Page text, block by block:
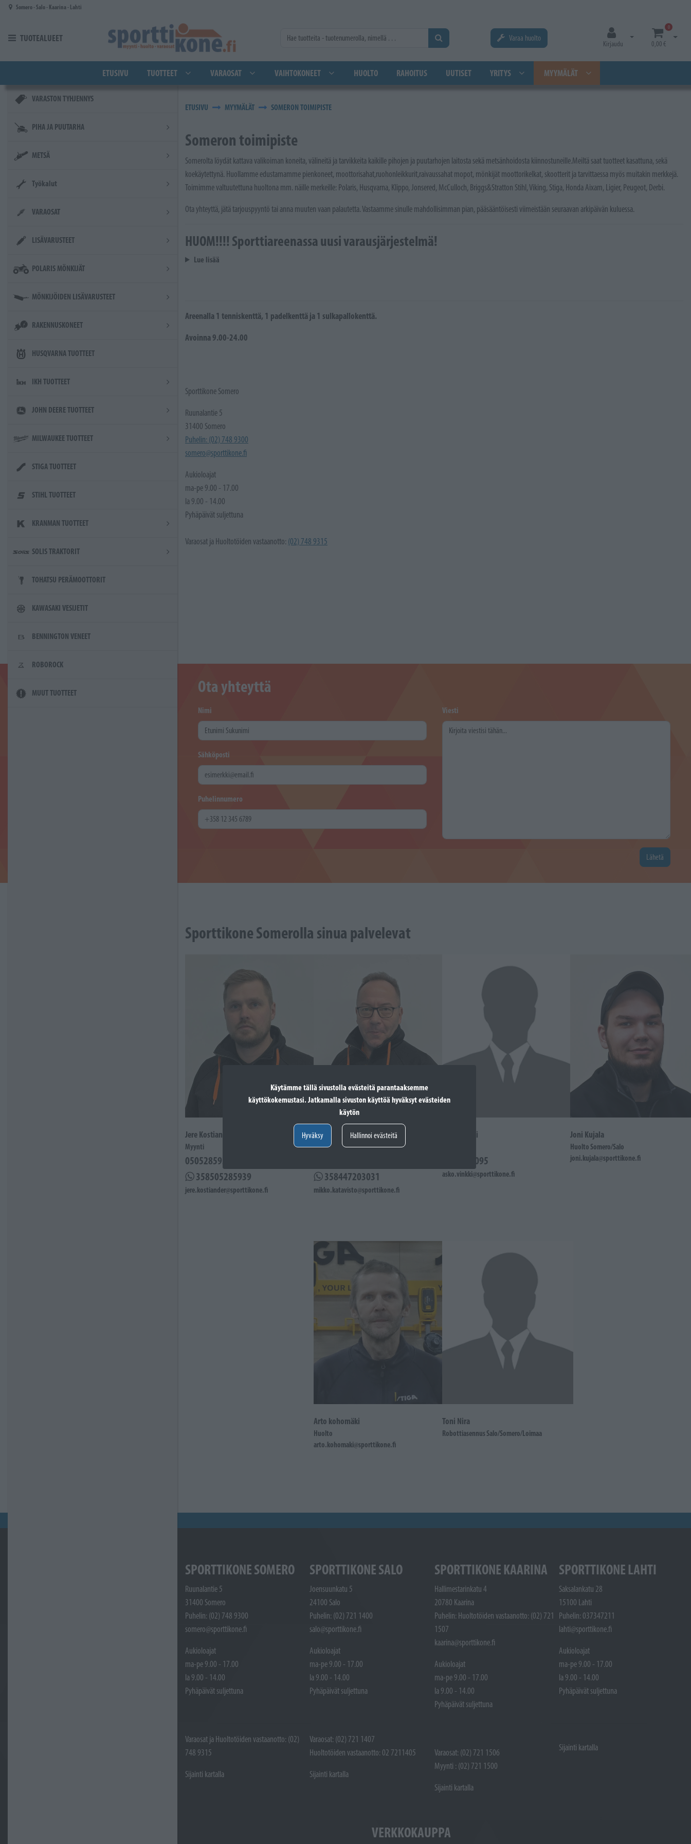
Käytämme tällä sivustolla evästeitä parantaaksemme
käyttökokemustasi. Jatkamalla sivuston käyttöä hyväksyt evästeiden
käytön
Hyväksy Hallinnoi evästeitä
Siirry pääsisältöön
Somero - Salo - Kaarina - Lahti
TUOTEALUEET Varaa huolto
Kirjaudu
Avaa kirjautuminen
0
0,00 €
Avaa
ETUSIVU TUOTTEET VARAOSAT VAIHTOKONEET HUOLTO RAHOITUS UUTISET YRITYS MYYMÄLÄT
VARASTON TYHJENNYS
PIHA JA PUUTARHA
METSÄ
Työkalut
VARAOSAT
LISÄVARUSTEET
POLARIS MÖNKIJÄT
MÖNKIJÖIDEN LISÄVARUSTEET
RAKENNUSKONEET
HUSQVARNA TUOTTEET
IKH TUOTTEET
JOHN DEERE TUOTTEET
MILWAUKEE TUOTTEET
STIGA TUOTTEET
STIHL TUOTTEET
KRANMAN TUOTTEET
SOLIS TRAKTORIT
TOHATSU PERÄMOOTTORIT
KAWASAKI VESIJETIT
BENNINGTON VENEET
ROBOROCK
MUUT TUOTTEET
ETUSIVU MYYMÄLÄT SOMERON TOIMIPISTE
Someron toimipiste
Somerolta löydät kattava valikoiman koneita, välineitä ja tarvikkeita kaikille pihojen ja puutarhojen laitosta sekä metsänhoidosta kiinnostuneille.Meiltä saat tuotteet kasattuna, sekä
koekäytettynä. Huollamme edustamamme pienkoneet, moottorisahat,ruohonleikkurit,raivaussahat mopot, mönkijät moottorikelkat, skootterit ja tarvittaessa myös muitakin merkkejä.
Toimimme valtuutettuna huoltona mm. näille merkeille: Polaris, Husqvarna, Klippo, Jonsered, McCulloch, Briggs&Stratton Stihl, Viking, Stiga, Honda Aixam, Ligier, Peugeot, Derbi.
Ota yhteyttä, jätä tarjouspyyntö tai anna muuten vaan palautetta. Vastaamme sinulle mahdollisimman pian, pääsääntöisesti viimeistään seuraavan arkipäivän kuluessa.
HUOM!!!! Sporttiareenassa uusi varausjärjestelmä!
Lue lisää
Areenalla 1 tenniskenttä, 1 padelkenttä ja 1 sulkapallokenttä.
Avoinna 9.00-24.00
Sporttikone Somero
Ruunalantie 5
31400 Somero
Puhelin: (02) 748 9300
somero@sporttikone.fi
Aukioloajat
ma-pe 9.00 - 17.00
la 9.00 - 14.00
Pyhäpäivät suljettuna
Varaosat ja Huoltotöiden vastaanotto: (02) 748 9315
Ota yhteyttä
Nimi
Sähköposti
Puhelinnumero
Viesti
Lähetä
Sporttikone Somerolla sinua palvelevat
Jere Kostiander
Myynti
0505285939
358505285939
jere.kostiander@sporttikone.fi
Mikko Katavisto
Myynti
358447203031
mikko.katavisto@sporttikone.fi
Asko Vinkki
0447203095
asko.vinkki@sporttikone.fi
Joni Kujala
Huolto Somero/Salo
joni.kujala@sporttikone.fi
Arto kohomäki
Huolto
arto.kohomaki@sporttikone.fi
Toni Nira
Robottiasennus Salo/Somero/Loimaa
SPORTTIKONE SOMERO
Ruunalantie 5
31400 Somero
Puhelin: (02) 748 9300
somero@sporttikone.fi
Aukioloajat
ma-pe 9.00 - 17.00
la 9.00 - 14.00
Pyhäpäivät suljettuna
Varaosat ja Huoltotöiden vastaanotto: (02)
748 9315
Sijainti kartalla
SPORTTIKONE SALO
Joensuunkatu 5
24100 Salo
Puhelin: (02) 721 1400
salo@sporttikone.fi
Aukioloajat
ma-pe 9.00 - 17.00
la 9.00 - 14.00
Pyhäpäivät suljettuna
Varaosat: (02) 721 1407
Huoltotöiden vastaanotto: 02 7211405
Sijainti kartalla
SPORTTIKONE KAARINA
Hallimestarinkatu 4
20780 Kaarina
Puhelin: Huoltotöiden vastaanotto: (02) 721
1507
kaarina@sporttikone.fi
Aukioloajat
ma-pe 9.00 - 17.00
la 9.00 - 14.00
Pyhäpäivät suljettuna
Varaosat: (02) 721 1506
Myynti : (02) 721 1500
Sijainti kartalla
SPORTTIKONE LAHTI
Saksalankatu 28
15100 Lahti
Puhelin: 037347211
lahti@sporttikone.fi
Aukioloajat
ma-pe 9.00 - 17.00
la 9.00 - 14.00
Pyhäpäivät suljettuna
Sijainti kartalla
VERKKOKAUPPA